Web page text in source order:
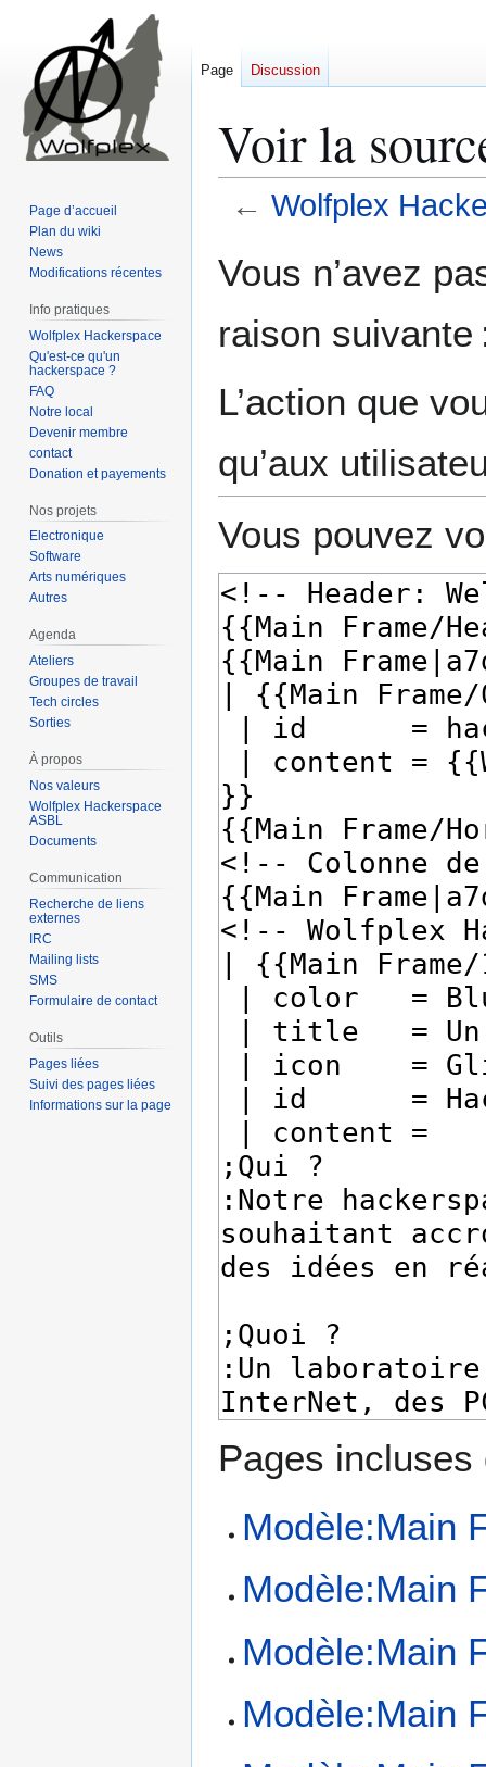
Voir la
← Wolfplex
à
navigation
à
recherche
Vous n’avez
raison suivante
L’action que
qu’aux
Vous pouvez
Pages
Modèle:Main
Modèle:Main
Modèle:Main
Modèle:Main
Page Discussion
Page d’accueil
Plan du wiki
News
Modifications récentes
Info pratiques
Wolfplex Hackerspace
Qu'est-ce qu'un
hackerspace ?
FAQ
Notre local
Devenir membre
contact
Donation et payements
Nos projets
Electronique
Software
Arts numériques
Autres
Agenda
Ateliers
Groupes de travail
Tech circles
Sorties
À propos
Nos valeurs
Wolfplex Hackerspace
ASBL
Documents
Communication
Recherche de liens
externes
IRC
Mailing lists
SMS
Formulaire de contact
Outils
Pages liées
Suivi des pages liées
Informations sur la page